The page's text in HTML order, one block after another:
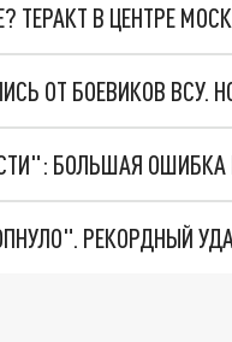
ТЕРАКТ В ЦЕНТРЕ
ОТ БОЕВИКОВ ВСУ.